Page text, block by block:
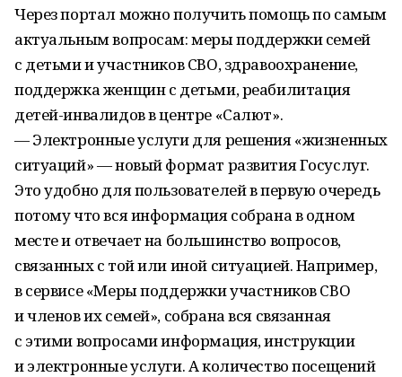
Через портал можно получить помощь по самым
актуальным вопросам: меры поддержки семей
с детьми и участников СВО, здравоохранение,
поддержка женщин с детьми, реабилитация
детей-инвалидов в центре «Салют».
— Электронные услуги для решения «жизненных
ситуаций» — новый формат развития Госуслуг.
Это удобно для пользователей в первую очередь
потому что вся информация собрана в одном
месте и отвечает на большинство вопросов,
связанных с той или иной ситуацией. Например,
в сервисе «Меры поддержки участников СВО
и членов их семей», собрана вся связанная
с этими вопросами информация, инструкции
и электронные услуги. А количество посещений